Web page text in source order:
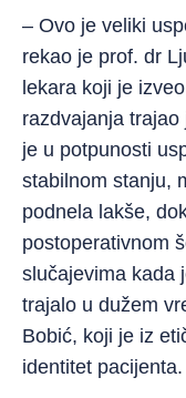
– Ovo je veliki
rekao je prof. dr
lekara koji je
razdvajanja
je u potpunosti
stabilnom stanju,
podnela lakše,
postoperativnom
slučajevima kada
trajalo u dužem
Bobić, koji je iz
identitet pacijenta.